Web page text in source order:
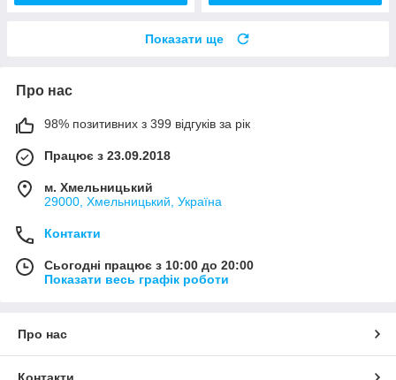
Показати ще
Про нас
98% позитивних з 399 відгуків за рік
Працює з 23.09.2018
м. Хмельницький
29000, Хмельницький, Україна
Контакти
Сьогодні працює з 10:00 до 20:00
Показати весь графік роботи
Про нас